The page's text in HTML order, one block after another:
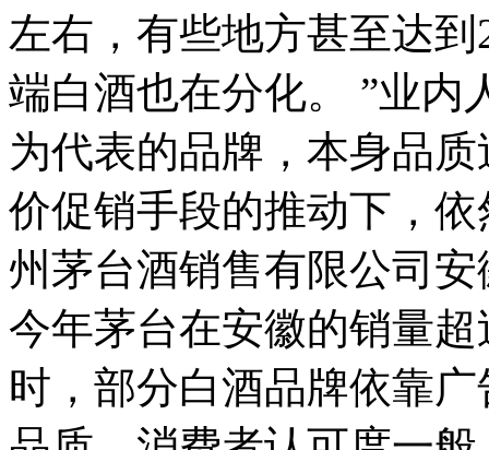
左右，有些地方甚至达
端白酒也在分化。 ”业内
为代表的品牌，本身品
价促销手段的推动下，
州茅台酒销售有限公司
今年茅台在安徽的销量
时，部分白酒品牌依靠